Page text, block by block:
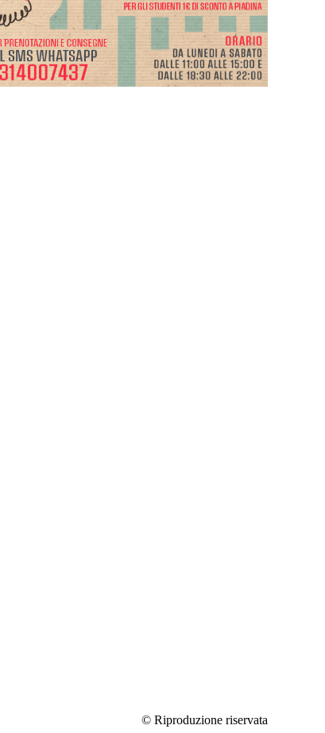
© Riproduzione riservata